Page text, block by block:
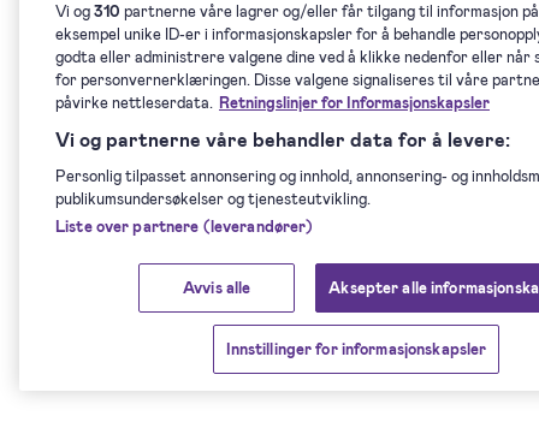
Vi og310 partnerne våre lagrer og/eller får tilgang til informasjon
eksempel unike ID-er i informasjonskapsler for å behandle
godta eller administrere valgene dine ved å klikke nedenfor eller når
for personvernerklæringen. Disse valgene signaliseres til våre
påvirke nettleserdata. Retningslinjer for Informasjonskapsler
Vi og partnerne våre behandler data for å levere:
Personlig tilpasset annonsering og innhold, annonsering- og
publikumsundersøkelser og tjenesteutvikling.
Liste over partnere (leverandører)
Avvis alle Aksepter alle
Innstillinger for informasjonskapsler